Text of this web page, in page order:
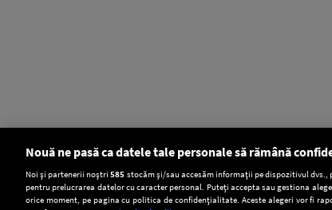
Setări:
Dark Mode
Nouă ne pasă ca datele tale personale să rămână
Noi și partenerii noștri585 stocăm și/sau accesăm informații pe dispozitivul
pentru prelucrarea datelor cu caracter personal. Puteți accepta sau gestiona
orice moment, pe pagina cu politica de confidențialitate. Aceste alegeri vor fi